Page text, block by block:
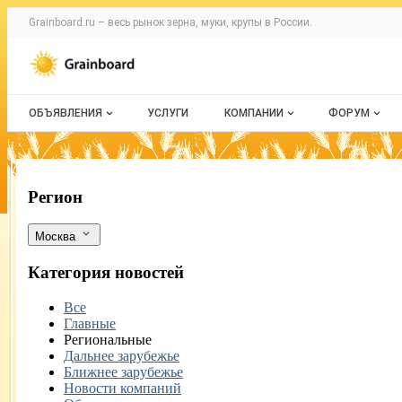
Раздел навигации по сайту
Grainboard.ru – весь рынок зерна, муки, крупы в России.
Авторизация и меню пользователя
Навигация по разделам сайта grainboard.ru
ОБЪЯВЛЕНИЯ
Все объявления
Мои объявления
УСЛУГИ КОМПАНИИ
О каталоге компаний
ФОРУМ
Все темы
В Москве растет производство
Фильтры
Регион
Москва
Категория новостей
Все
Главные
Региональные
Дальнее зарубежье
Ближнее зарубежье
Новости компаний